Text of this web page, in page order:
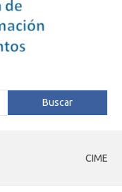
Buscar
CIME